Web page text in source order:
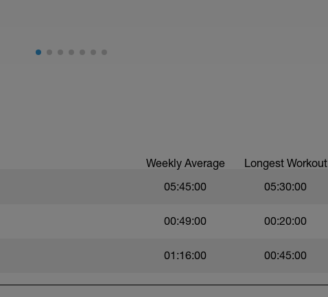
de manos (10-12 repeticiones por pierna)
Weekly Average Longest Workout
05:45:00 05:30:00
00:49:00 00:20:00
01:16:00 00:45:00